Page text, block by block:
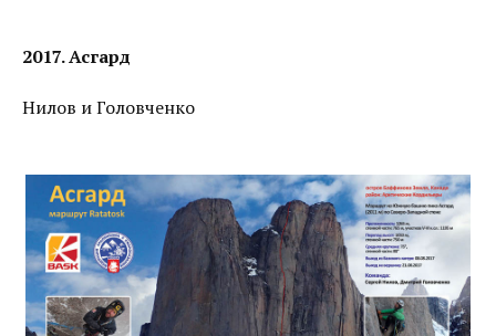
2017. Асгард
Нилов и Головченко